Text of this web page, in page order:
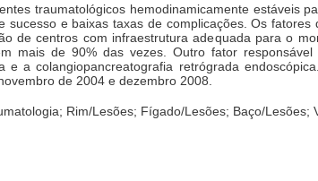
traumatológicos hemodinamicamente estáveis
sucesso e baixas taxas de complicações. Os
de centros com infraestrutura adequada para o
mais de 90% das vezes. Outro fator
e a colangiopancreatografia retrógrada
de 2004 e dezembro 2008.
Rim/Lesões; Fígado/Lesões; Baço/Lesões;